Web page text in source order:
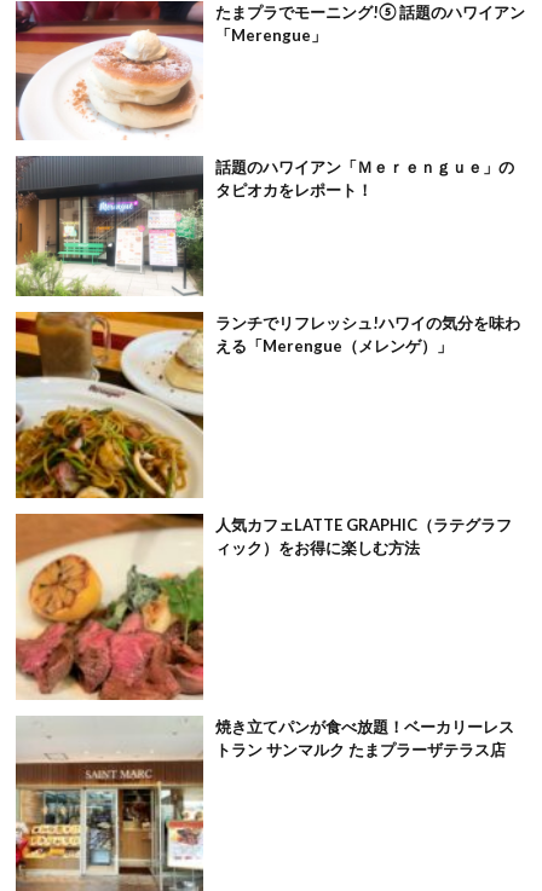
たまプラでモーニング!⑤ 話題のハワイアン
「Merengue」
話題のハワイアン「Ｍｅｒｅｎｇｕｅ」の
タピオカをレポート！
ランチでリフレッシュ!ハワイの気分を味わ
える「Merengue（メレンゲ）」
人気カフェLATTE GRAPHIC（ラテグラフ
ィック）をお得に楽しむ方法
焼き立てパンが食べ放題！ベーカリーレス
トラン サンマルク たまプラーザテラス店